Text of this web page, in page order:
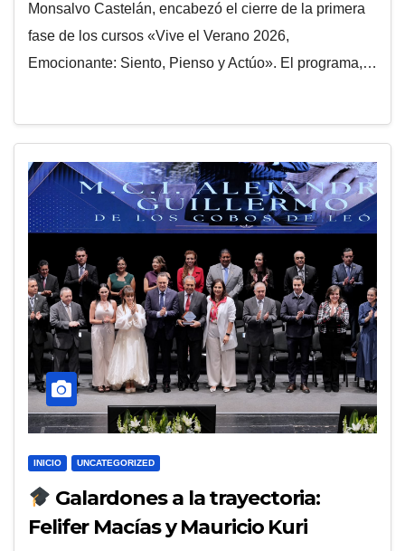
Monsalvo Castelán, encabezó el cierre de la primera
fase de los cursos «Vive el Verano 2026,
Emocionante: Siento, Pienso y Actúo». El programa,…
INICIO UNCATEGORIZED
Galardones a la trayectoria:
Felifer Macías y Mauricio Kuri